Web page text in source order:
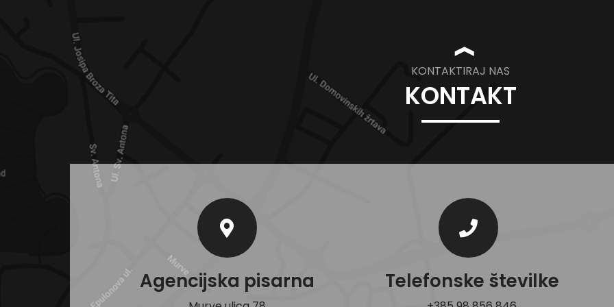
❱
KONTAKTIRAJ NAS
KONTAKT
Agencijska pisarna Telefonske številke